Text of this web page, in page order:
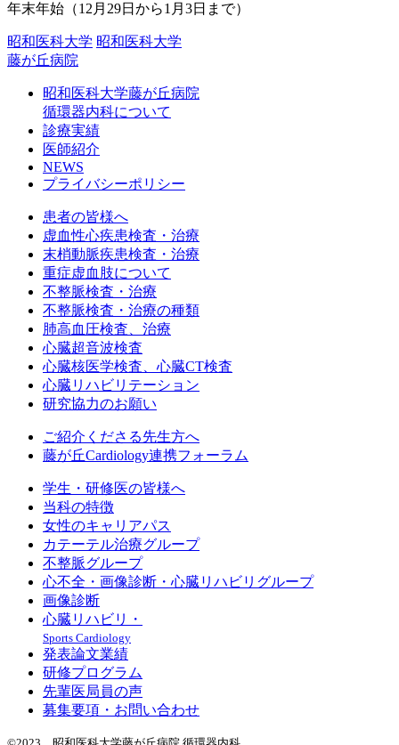
年末年始（12月29日から1月3日まで）
昭和医科大学 昭和医科大学
藤が丘病院
昭和医科大学藤が丘病院
循環器内科について
診療実績
医師紹介
NEWS
プライバシーポリシー
患者の皆様へ
虚血性心疾患検査・治療
末梢動脈疾患検査・治療
重症虚血肢について
不整脈検査・治療
不整脈検査・治療の種類
肺高血圧検査、治療
心臓超音波検査
心臓核医学検査、心臓CT検査
心臓リハビリテーション
研究協力のお願い
ご紹介くださる先生方へ
藤が丘Cardiology連携フォーラム
学生・研修医の皆様へ
当科の特徴
女性のキャリアパス
カテーテル治療グループ
不整脈グループ
心不全・画像診断・心臓リハビリグループ
画像診断
心臓リハビリ・
Sports Cardiology
発表論文業績
研修プログラム
先輩医局員の声
募集要項・お問い合わせ